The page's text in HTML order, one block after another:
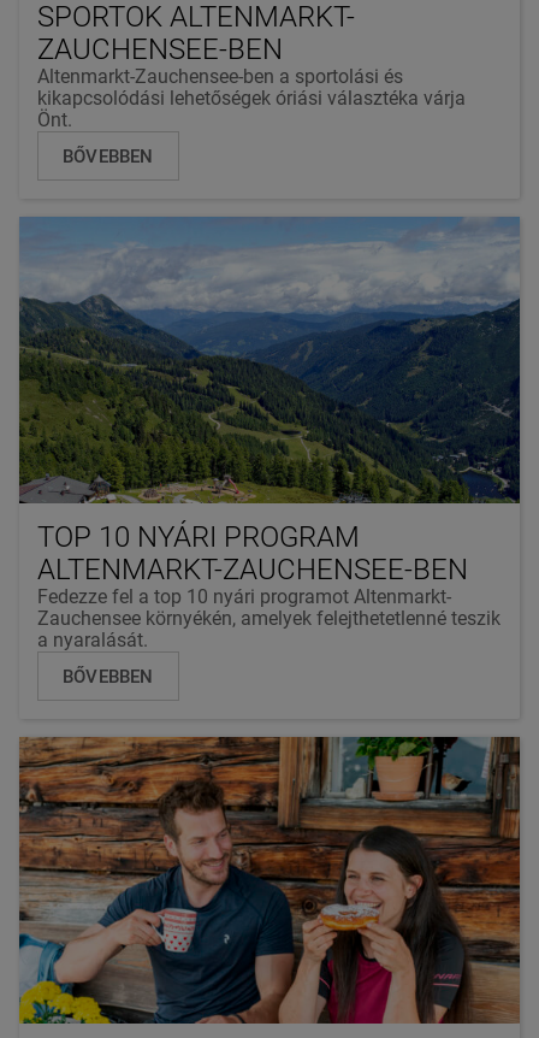
SPORTOK ALTENMARKT-
ZAUCHENSEE-BEN
Altenmarkt-Zauchensee-ben a sportolási és
kikapcsolódási lehetőségek óriási választéka várja
Önt.
BŐVEBBEN
TOP 10 NYÁRI PROGRAM
ALTENMARKT-ZAUCHENSEE-BEN
Fedezze fel a top 10 nyári programot Altenmarkt-
Zauchensee környékén, amelyek felejthetetlenné teszik
a nyaralását.
BŐVEBBEN